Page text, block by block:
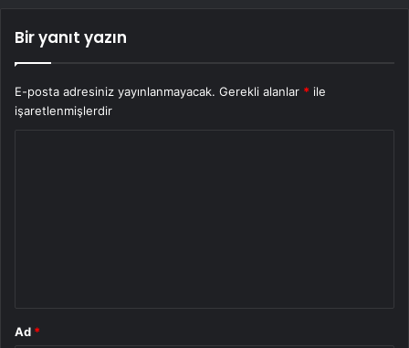
Bir yanıt yazın
E-posta adresiniz yayınlanmayacak. Gerekli alanlar * ile
işaretlenmişlerdir
Ad *